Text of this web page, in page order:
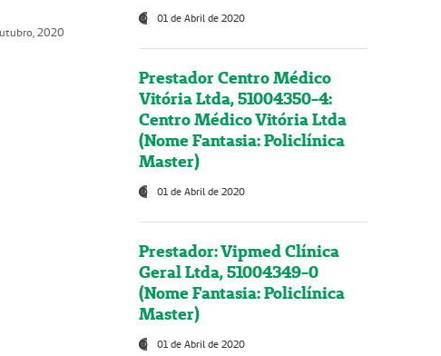
2020
01 de Abril de 2020
Prestador Centro Médico
Vitória Ltda, 51004350-4:
Centro Médico Vitória Ltda
(Nome Fantasia: Policlínica
Master)
01 de Abril de 2020
Prestador: Vipmed Clínica
Geral Ltda, 51004349-0
(Nome Fantasia: Policlínica
Master)
01 de Abril de 2020